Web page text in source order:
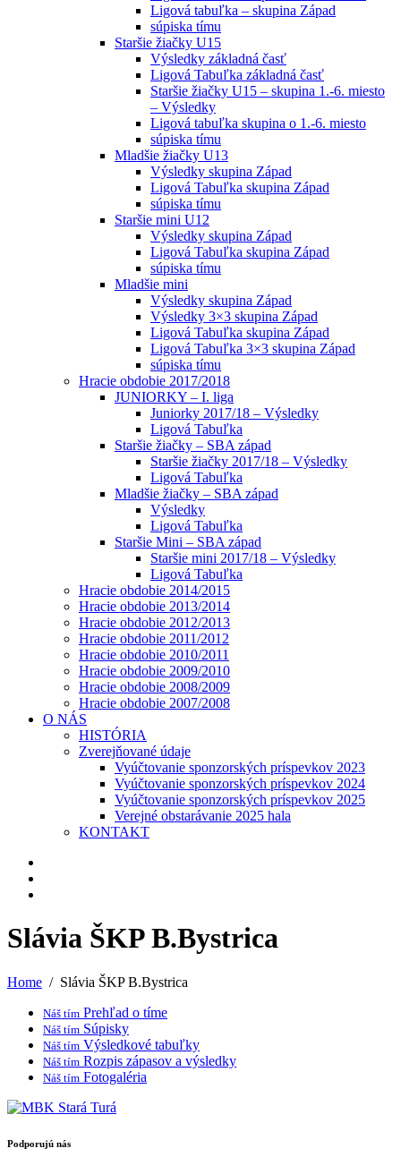
Ligová tabuľka – skupina Západ
súpiska tímu
Staršie žiačky U15
Výsledky základná časť
Ligová Tabuľka základná časť
Staršie žiačky U15 – skupina 1.-6. miesto
– Výsledky
Ligová tabuľka skupina o 1.-6. miesto
súpiska tímu
Mladšie žiačky U13
Výsledky skupina Západ
Ligová Tabuľka skupina Západ
súpiska tímu
Staršie mini U12
Výsledky skupina Západ
Ligová Tabuľka skupina Západ
súpiska tímu
Mladšie mini
Výsledky skupina Západ
Výsledky 3×3 skupina Západ
Ligová Tabuľka skupina Západ
Ligová Tabuľka 3×3 skupina Západ
súpiska tímu
Hracie obdobie 2017/2018
JUNIORKY – I. liga
Juniorky 2017/18 – Výsledky
Ligová Tabuľka
Staršie žiačky – SBA západ
Staršie žiačky 2017/18 – Výsledky
Ligová Tabuľka
Mladšie žiačky – SBA západ
Výsledky
Ligová Tabuľka
Staršie Mini – SBA západ
Staršie mini 2017/18 – Výsledky
Ligová Tabuľka
Hracie obdobie 2014/2015
Hracie obdobie 2013/2014
Hracie obdobie 2012/2013
Hracie obdobie 2011/2012
Hracie obdobie 2010/2011
Hracie obdobie 2009/2010
Hracie obdobie 2008/2009
Hracie obdobie 2007/2008
O NÁS
HISTÓRIA
Zverejňované údaje
Vyúčtovanie sponzorských príspevkov 2023
Vyúčtovanie sponzorských príspevkov 2024
Vyúčtovanie sponzorských príspevkov 2025
Verejné obstarávanie 2025 hala
KONTAKT
Slávia ŠKP B.Bystrica
Home Slávia ŠKP B.Bystrica
Náš tím Prehľad o tíme
Náš tím Súpisky
Náš tím Výsledkové tabuľky
Náš tím Rozpis zápasov a výsledky
Náš tím Fotogaléria
Podporujú nás